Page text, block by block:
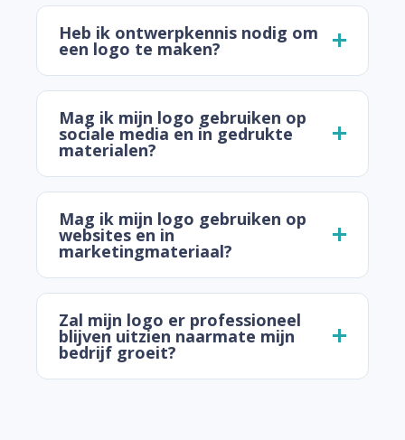
Heb ik ontwerpkennis nodig om
een logo te maken?
Mag ik mijn logo gebruiken op
sociale media en in gedrukte
materialen?
Mag ik mijn logo gebruiken op
websites en in
marketingmateriaal?
Zal mijn logo er professioneel
blijven uitzien naarmate mijn
bedrijf groeit?